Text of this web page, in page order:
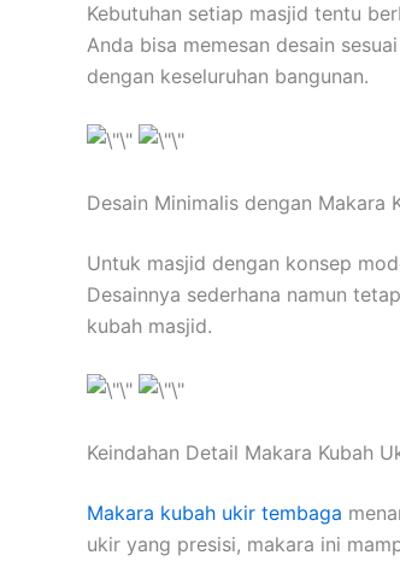
Kebutuhan setiap masjid tentu
Anda bisa memesan desain
dengan keseluruhan bangunan.
Desain Minimalis dengan Makara
Untuk masjid dengan konsep
Desainnya sederhana namun
kubah masjid.
Keindahan Detail Makara Kubah
Makara kubah ukir tembaga
ukir yang presisi, makara ini